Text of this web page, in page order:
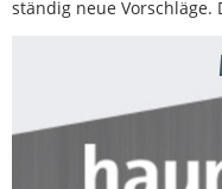
ständig neue Vorschläge.